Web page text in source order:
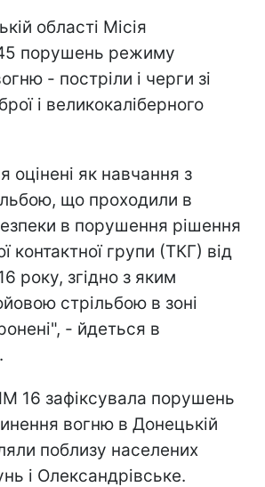
області Місія
порушень режиму
- постріли і черги зі
і великокаліберного
оцінені як навчання з
що проходили в
в порушення рішення
контактної групи (ТКГ) від
року, згідно з яким
стрільбою в зоні
- йдеться в
16 зафіксувала порушень
вогню в Донецькій
поблизу населених
і Олександрівське.